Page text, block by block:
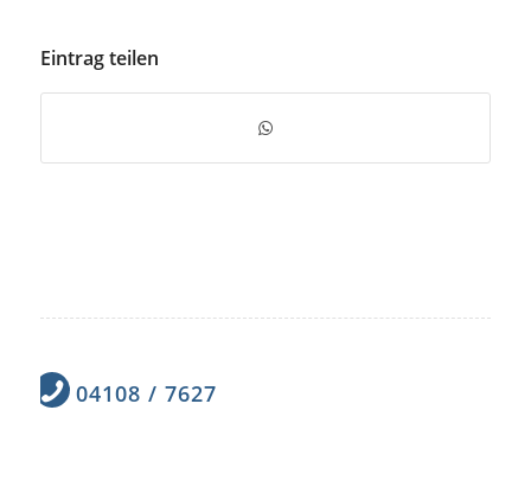
Eintrag teilen
04108 / 7627